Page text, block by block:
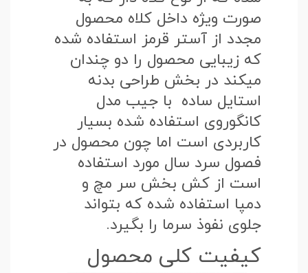
صورت ویژه داخل کلاه محصول
مجدد از آستر قرمز استفاده شده
که زیبایی محصول را دو چندان
میکند در بخش طراحی بدنه
استایل ساده با جیب مدل
کانگوروی استفاده شده بسیار
کاربردی است اما چون محصول در
فصول سرد سال مورد استفاده
است از کش بخش سر مچ و
دمپا استفاده شده که بتواند
جلوی نفوذ سرما را بگیرد.
کیفیت کلی محصول